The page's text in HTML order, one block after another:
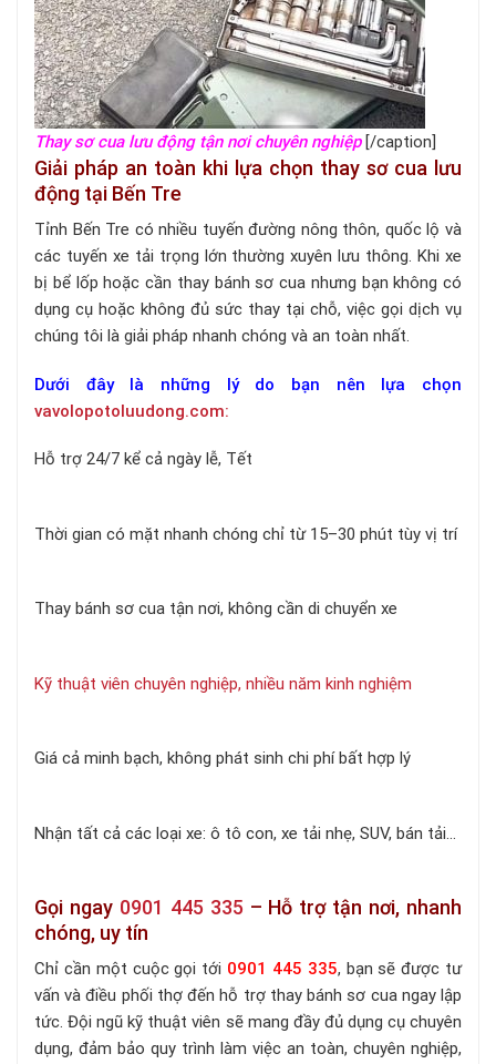
Thay sơ cua lưu động tận nơi chuyên nghiệp [/caption]
Giải pháp an toàn khi lựa chọn thay sơ cua lưu
động tại Bến Tre
Tỉnh Bến Tre có nhiều tuyến đường nông thôn, quốc lộ và
các tuyến xe tải trọng lớn thường xuyên lưu thông. Khi xe
bị bể lốp hoặc cần thay bánh sơ cua nhưng bạn không có
dụng cụ hoặc không đủ sức thay tại chỗ, việc gọi dịch vụ
chúng tôi là giải pháp nhanh chóng và an toàn nhất.
Dưới đây là những lý do bạn nên lựa chọn
vavolopotoluudong.com:
Hỗ trợ 24/7 kể cả ngày lễ, Tết
Thời gian có mặt nhanh chóng chỉ từ 15–30 phút tùy vị trí
Thay bánh sơ cua tận nơi, không cần di chuyển xe
Kỹ thuật viên chuyên nghiệp, nhiều năm kinh nghiệm
Giá cả minh bạch, không phát sinh chi phí bất hợp lý
Nhận tất cả các loại xe: ô tô con, xe tải nhẹ, SUV, bán tải...
Gọi ngay 0901 445 335 – Hỗ trợ tận nơi, nhanh
chóng, uy tín
Chỉ cần một cuộc gọi tới 0901 445 335, bạn sẽ được tư
vấn và điều phối thợ đến hỗ trợ thay bánh sơ cua ngay lập
tức. Đội ngũ kỹ thuật viên sẽ mang đầy đủ dụng cụ chuyên
dụng, đảm bảo quy trình làm việc an toàn, chuyên nghiệp,